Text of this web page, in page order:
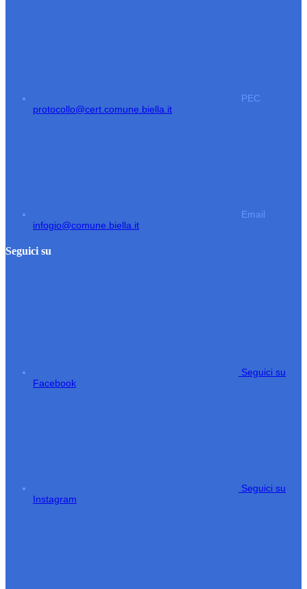
PEC
protocollo@cert.comune.biella.it
Email
infogio@comune.biella.it
Seguici su
Seguici su
Facebook
Seguici su
Instagram